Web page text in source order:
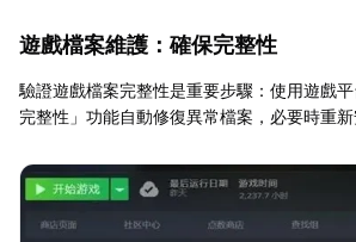
遊戲檔案維護：確保完整性
驗證遊戲檔案完整性是重要步驟：使用遊戲
完整性」功能自動修復異常檔案，必要時重